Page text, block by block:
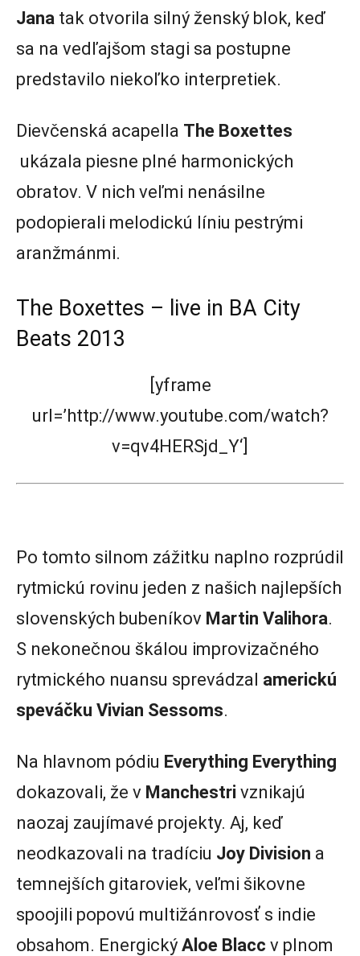
Jana tak otvorila silný ženský blok, keď
sa na vedľajšom stagi sa postupne
predstavilo niekoľko interpretiek.
Dievčenská acapella The Boxettes
ukázala piesne plné harmonických
obratov. V nich veľmi nenásilne
podopierali melodickú líniu pestrými
aranžmánmi.
The Boxettes – live in BA City
Beats 2013
[yframe
url=’http://www.youtube.com/watch?
v=qv4HERSjd_Y‘]
Po tomto silnom zážitku naplno rozprúdil
rytmickú rovinu jeden z našich najlepších
slovenských bubeníkov Martin Valihora.
S nekonečnou škálou improvizačného
rytmického nuansu sprevádzal americkú
speváčku Vivian Sessoms.
Na hlavnom pódiu Everything Everything
dokazovali, že v Manchestri vznikajú
naozaj zaujímavé projekty. Aj, keď
neodkazovali na tradíciu Joy Division a
temnejších gitaroviek, veľmi šikovne
spoojili popovú multižánrovosť s indie
obsahom. Energický Aloe Blacc v plnom